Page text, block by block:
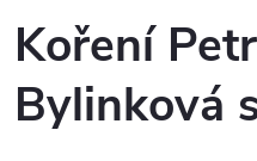
Koření
Bylinková